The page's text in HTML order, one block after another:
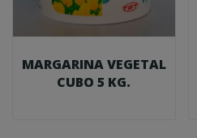
MARGARINA VEGETAL
CUBO 5 KG.